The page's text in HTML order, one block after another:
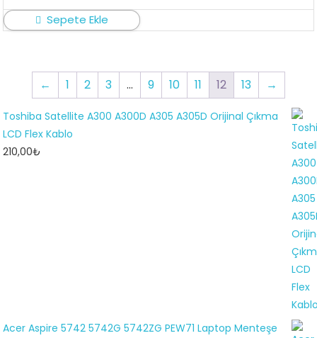
Sepete Ekle
← 1 2 3 … 9 10 11 12 13 →
Toshiba Satellite A300 A300D A305 A305D Orijinal Çıkma
LCD Flex Kablo
210,00₺
Acer Aspire 5742 5742G 5742ZG PEW71 Laptop Menteşe